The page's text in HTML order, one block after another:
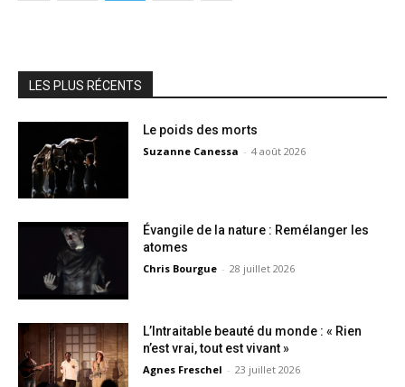
LES PLUS RÉCENTS
Le poids des morts
Suzanne Canessa - 4 août 2026
Évangile de la nature : Remélanger les
atomes
Chris Bourgue - 28 juillet 2026
L’Intraitable beauté du monde : « Rien
n’est vrai, tout est vivant »
Agnes Freschel - 23 juillet 2026